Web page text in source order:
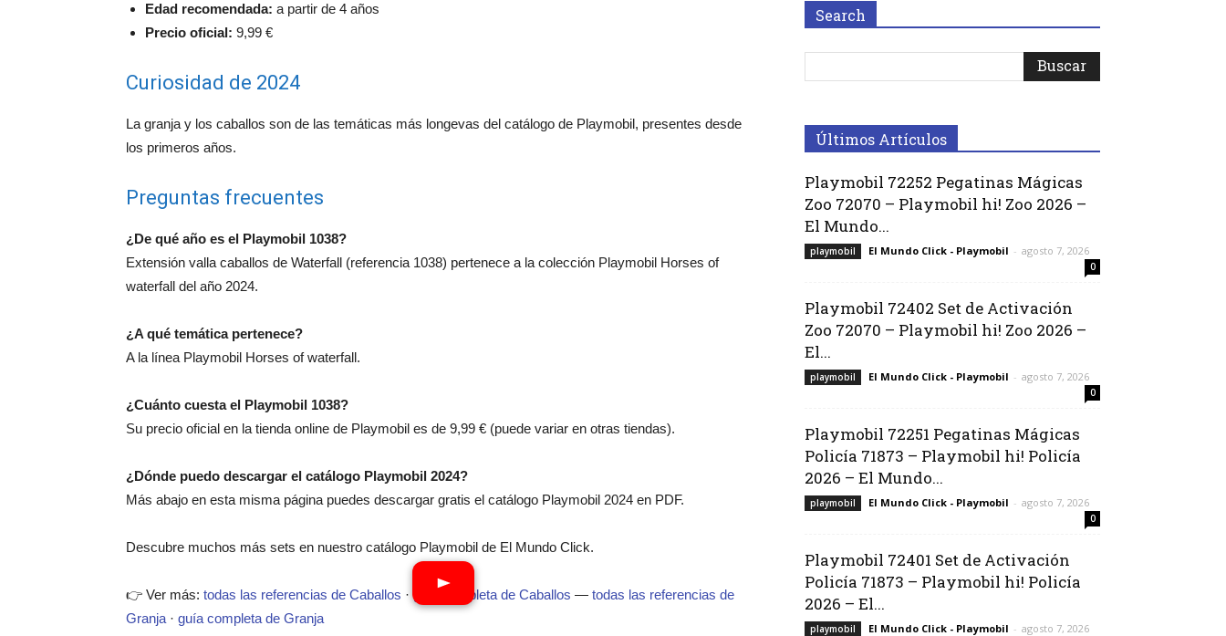
Edad recomendada: a partir de 4 años
Precio oficial: 9,99 €
Curiosidad de 2024
La granja y los caballos son de las temáticas más longevas del catálogo de Playmobil, presentes desde
los primeros años.
Preguntas frecuentes
¿De qué año es el Playmobil 1038?
Extensión valla caballos de Waterfall (referencia 1038) pertenece a la colección Playmobil Horses of
waterfall del año 2024.
¿A qué temática pertenece?
A la línea Playmobil Horses of waterfall.
¿Cuánto cuesta el Playmobil 1038?
Su precio oficial en la tienda online de Playmobil es de 9,99 € (puede variar en otras tiendas).
¿Dónde puedo descargar el catálogo Playmobil 2024?
Más abajo en esta misma página puedes descargar gratis el catálogo Playmobil 2024 en PDF.
Descubre muchos más sets en nuestro catálogo Playmobil de El Mundo Click.
👉 Ver más: todas las referencias de Caballos · guía completa de Caballos — todas las referencias de
Granja · guía completa de Granja
Search
Últimos Artículos
Playmobil 72252 Pegatinas Mágicas
Zoo 72070 – Playmobil hi! Zoo 2026 –
El Mundo...
playmobil El Mundo Click - Playmobil - agosto 7, 2026
0
Playmobil 72402 Set de Activación
Zoo 72070 – Playmobil hi! Zoo 2026 –
El...
playmobil El Mundo Click - Playmobil - agosto 7, 2026
0
Playmobil 72251 Pegatinas Mágicas
Policía 71873 – Playmobil hi! Policía
2026 – El Mundo...
playmobil El Mundo Click - Playmobil - agosto 7, 2026
0
Playmobil 72401 Set de Activación
Policía 71873 – Playmobil hi! Policía
2026 – El...
playmobil El Mundo Click - Playmobil - agosto 7, 2026